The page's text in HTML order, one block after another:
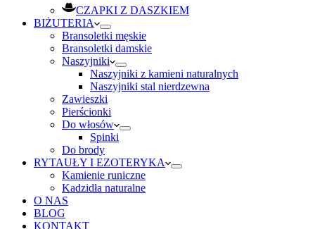
CZAPKI Z DASZKIEM
BIŻUTERIA
Bransoletki męskie
Bransoletki damskie
Naszyjniki
Naszyjniki z kamieni naturalnych
Naszyjniki stal nierdzewna
Zawieszki
Pierścionki
Do włosów
Spinki
Do brody
RYTAUŁY I EZOTERYKA
Kamienie runiczne
Kadzidła naturalne
O NAS
BLOG
KONTAKT